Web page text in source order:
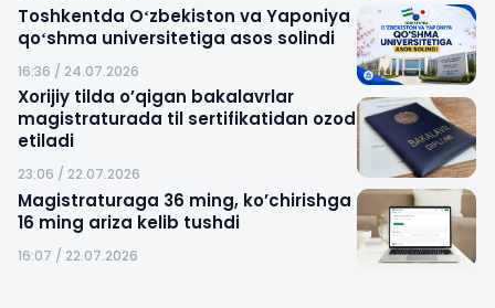
Toshkentda Oʻzbekiston va Yaponiya
qoʻshma universitetiga asos solindi
16:36 / 24.07.2026
Xorijiy tilda o’qigan bakalavrlar
magistraturada til sertifikatidan ozod
etiladi
23:06 / 22.07.2026
Magistraturaga 36 ming, ko’chirishga
16 ming ariza kelib tushdi
16:07 / 22.07.2026